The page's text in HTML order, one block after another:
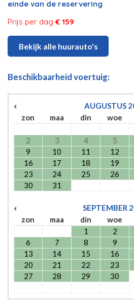
einde van de reservering
Prijs per dag€ 159
Bekijk alle huurauto's
Beschikbaarheid voertuig:
AUGUSTUS
zon
maa din woe
2
3 4 5
9
10 11 12
16
17 18 19
23
24 25 26
30
31
SEPTEMBER
zon
maa din woe
1
2
6
7 8 9
13
14 15 16
20
21 22 23
27
28 29 30